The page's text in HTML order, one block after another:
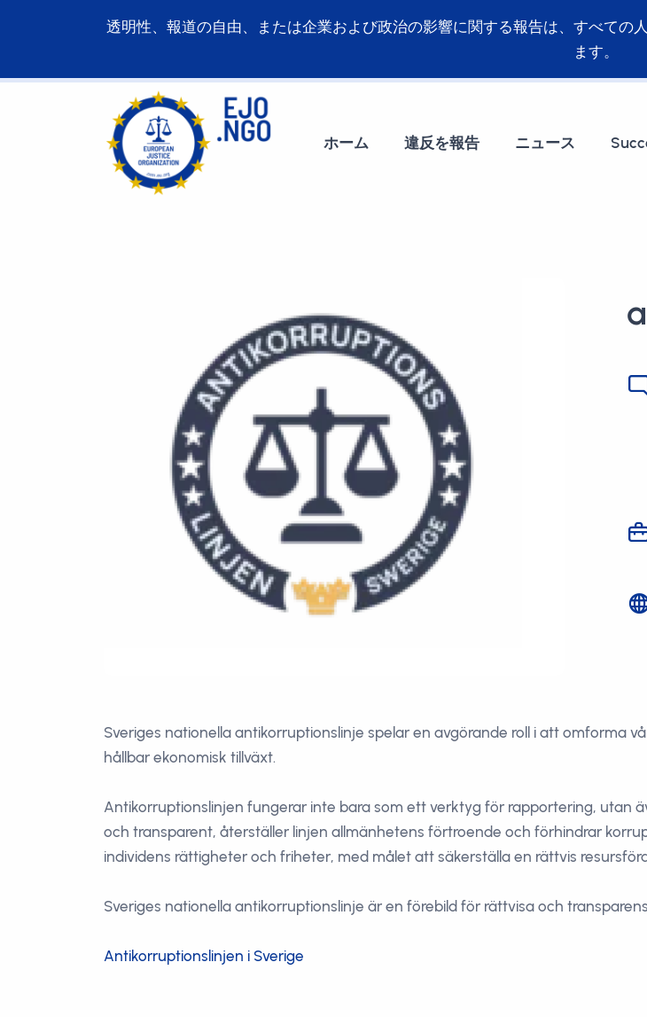
透明性、報道の自由、または企業および政治の影響に関する報告は、すべての
ます。
ホーム 違反を報告 ニュース
Sveriges nationella antikorruptionslinje spelar en avgörande roll i att omforma
hållbar ekonomisk tillväxt.
Antikorruptionslinjen fungerar inte bara som ett verktyg för rapportering, utan
och transparent, återställer linjen allmänhetens förtroende och förhindrar
individens rättigheter och friheter, med målet att säkerställa en rättvis
Sveriges nationella antikorruptionslinje är en förebild för rättvisa och
Antikorruptionslinjen i Sverige